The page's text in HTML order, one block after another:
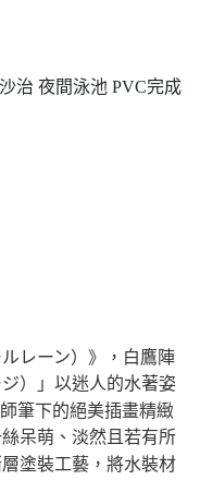
治 夜間泳池 PVC完成
レーン）》，白鷹陣
）」以迷人的水著姿
筆下的絕美插畫精緻
呆萌、淡然且若有所
塗裝工藝，將水裝材